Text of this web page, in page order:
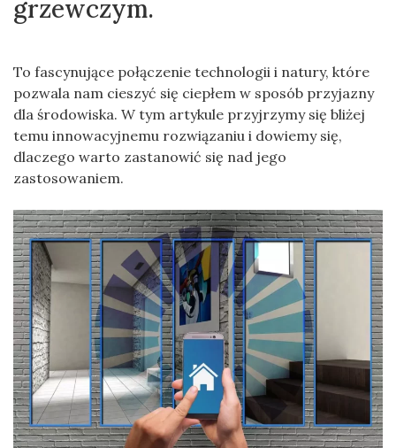
grzewczym.
To fascynujące połączenie technologii i natury, które
pozwala nam cieszyć się ciepłem w sposób przyjazny
dla środowiska. W tym artykule przyjrzymy się bliżej
temu innowacyjnemu rozwiązaniu i dowiemy się,
dlaczego warto zastanowić się nad jego
zastosowaniem.